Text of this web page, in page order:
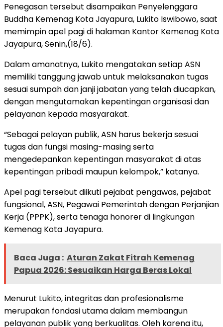
Penegasan tersebut disampaikan Penyelenggara
Buddha Kemenag Kota Jayapura, Lukito Iswibowo, saat
memimpin apel pagi di halaman Kantor Kemenag Kota
Jayapura, Senin,(18/6).
Dalam amanatnya, Lukito mengatakan setiap ASN
memiliki tanggung jawab untuk melaksanakan tugas
sesuai sumpah dan janji jabatan yang telah diucapkan,
dengan mengutamakan kepentingan organisasi dan
pelayanan kepada masyarakat.
“Sebagai pelayan publik, ASN harus bekerja sesuai
tugas dan fungsi masing-masing serta
mengedepankan kepentingan masyarakat di atas
kepentingan pribadi maupun kelompok,” katanya.
Apel pagi tersebut diikuti pejabat pengawas, pejabat
fungsional, ASN, Pegawai Pemerintah dengan Perjanjian
Kerja (PPPK), serta tenaga honorer di lingkungan
Kemenag Kota Jayapura.
Baca Juga : Aturan Zakat Fitrah Kemenag
Papua 2026: Sesuaikan Harga Beras Lokal
Menurut Lukito, integritas dan profesionalisme
merupakan fondasi utama dalam membangun
pelayanan publik yang berkualitas. Oleh karena itu,